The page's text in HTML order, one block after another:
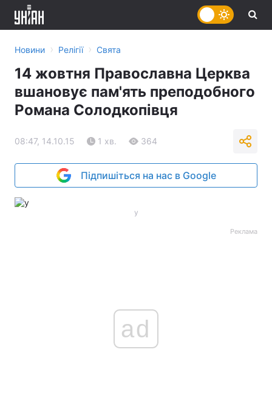
Новини › Релігії › Свята
14 жовтня Православна Церква
вшановує пам'ять преподобного
Романа Солодкопівця
08:47, 14.10.15 1 хв. 364
Підпишіться на нас в Google
у
Реклама
ad